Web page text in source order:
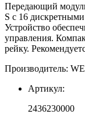
BKP-
16DO-
SDV541-
V1-
S
Передающий
S с 16
Устройство
управления.
рейку.
Производитель:
Артикул:
2436230000